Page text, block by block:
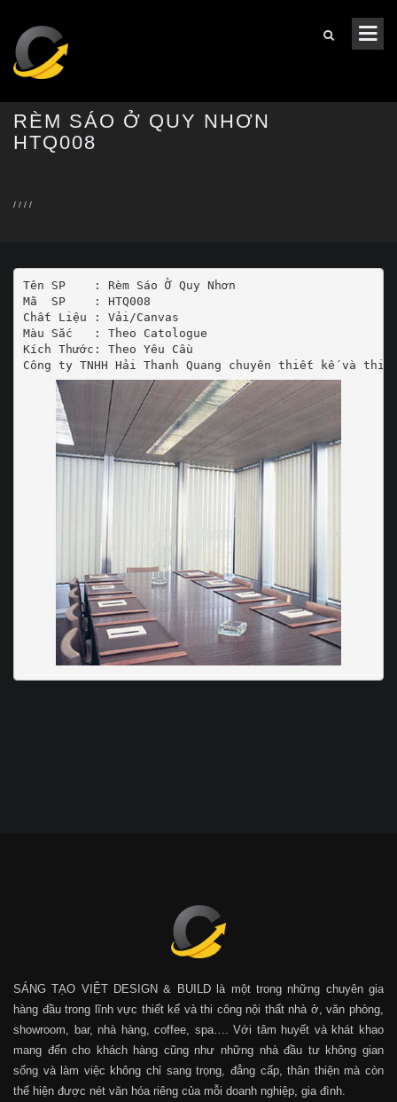
RÈM SÁO Ở QUY NHƠN
HTQ008
/ / / /
Tên SP    : Rèm Sáo Ở Quy Nhơn
Mã  SP    : HTQ008
Chất Liệu : Vải/Canvas
Màu Sắc   : Theo Catologue
Kích Thước: Theo Yêu Cầu
SÁNG TẠO VIỆT DESIGN & BUILD là một trong những chuyên gia
hàng đầu trong lĩnh vực thiết kế và thi công nội thất nhà ở, văn phòng,
showroom, bar, nhà hàng, coffee, spa…. Với tâm huyết và khát khao
mang đến cho khách hàng cũng như những nhà đầu tư không gian
sống và làm việc không chỉ sang trọng, đẳng cấp, thân thiện mà còn
thể hiện được nét văn hóa riêng của mỗi doanh nghiệp, gia đình.